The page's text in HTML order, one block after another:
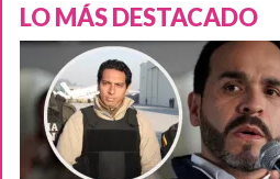
LO MÁS DESTACADO